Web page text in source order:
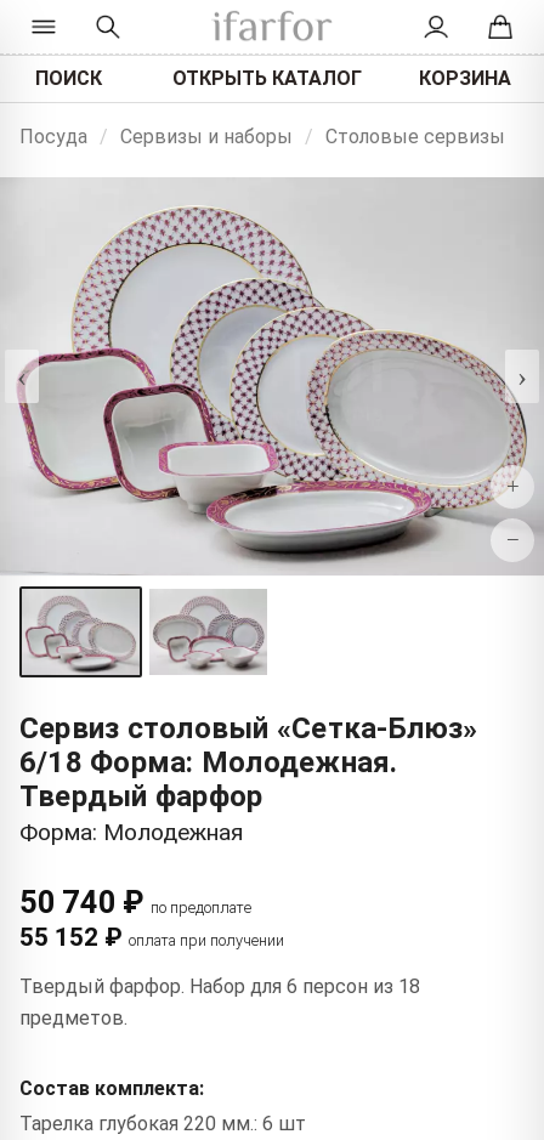
ПОИСК ОТКРЫТЬ КАТАЛОГ КОРЗИНА
Посуда / Сервизы и наборы / Столовые сервизы
‹ ›
+
−
Сервиз столовый «Сетка-Блюз»
6/18 Форма: Молодежная.
Твердый фарфор
Форма: Молодежная
50 740 ₽ по предоплате
55 152 ₽ оплата при получении
Твердый фарфор. Набор для 6 персон из 18
предметов.
Состав комплекта:
Тарелка глубокая 220 мм.: 6 шт